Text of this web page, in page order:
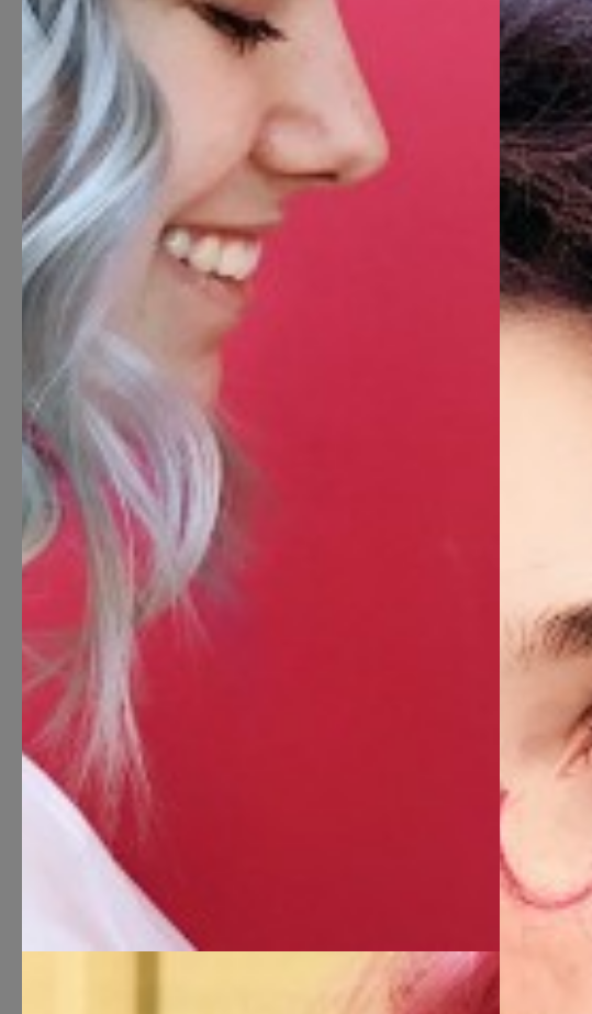
Meist
See on nagu ilusalong,
ainult, et palju parem.
G×Bar on nagu ilusalong, aga palju parem! Lisaks pakume ka
kõige hämmastavamaid soenguid, imelisi küünte- ja kulmude
disaini ning hingematvalt kauneid meigilooke.
G×Bar on täisteenindusega ilusalong, kus pakume teenuseid
alates meigist, soengutest ja juukselõikustest kuni maniküüri,
pediküüri ja kulmude kujundamiseni. Meil on 55 ilusalongi 13
G×Bar menüü